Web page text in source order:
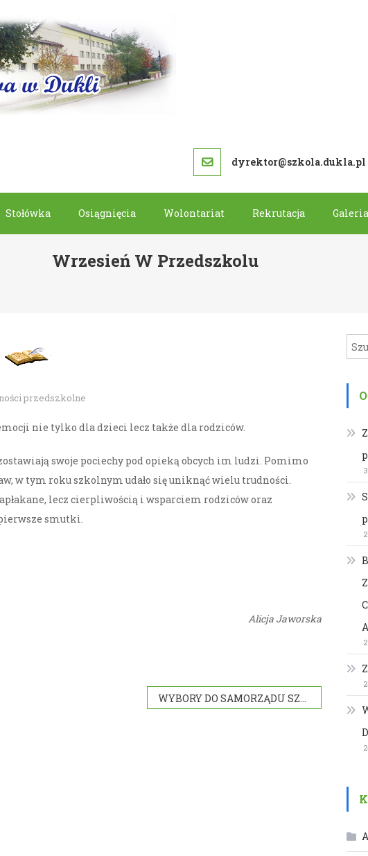
dyrektor@szkola.dukla.pl
Stołówka Osiągnięcia Wolontariat Rekrutacja Galeria
Wrzesień W Przedszkolu
przedszkolne
nie tylko dla dzieci lecz także dla rodziców.
swoje pociechy pod opieką obcych im ludzi. Pomimo
w tym roku szkolnym udało się uniknąć wielu trudności.
lecz cierpliwością i wsparciem rodziców oraz
smutki.
Alicja Jaworska
WYBORY DO SAMORZĄDU SZKOLNEGO